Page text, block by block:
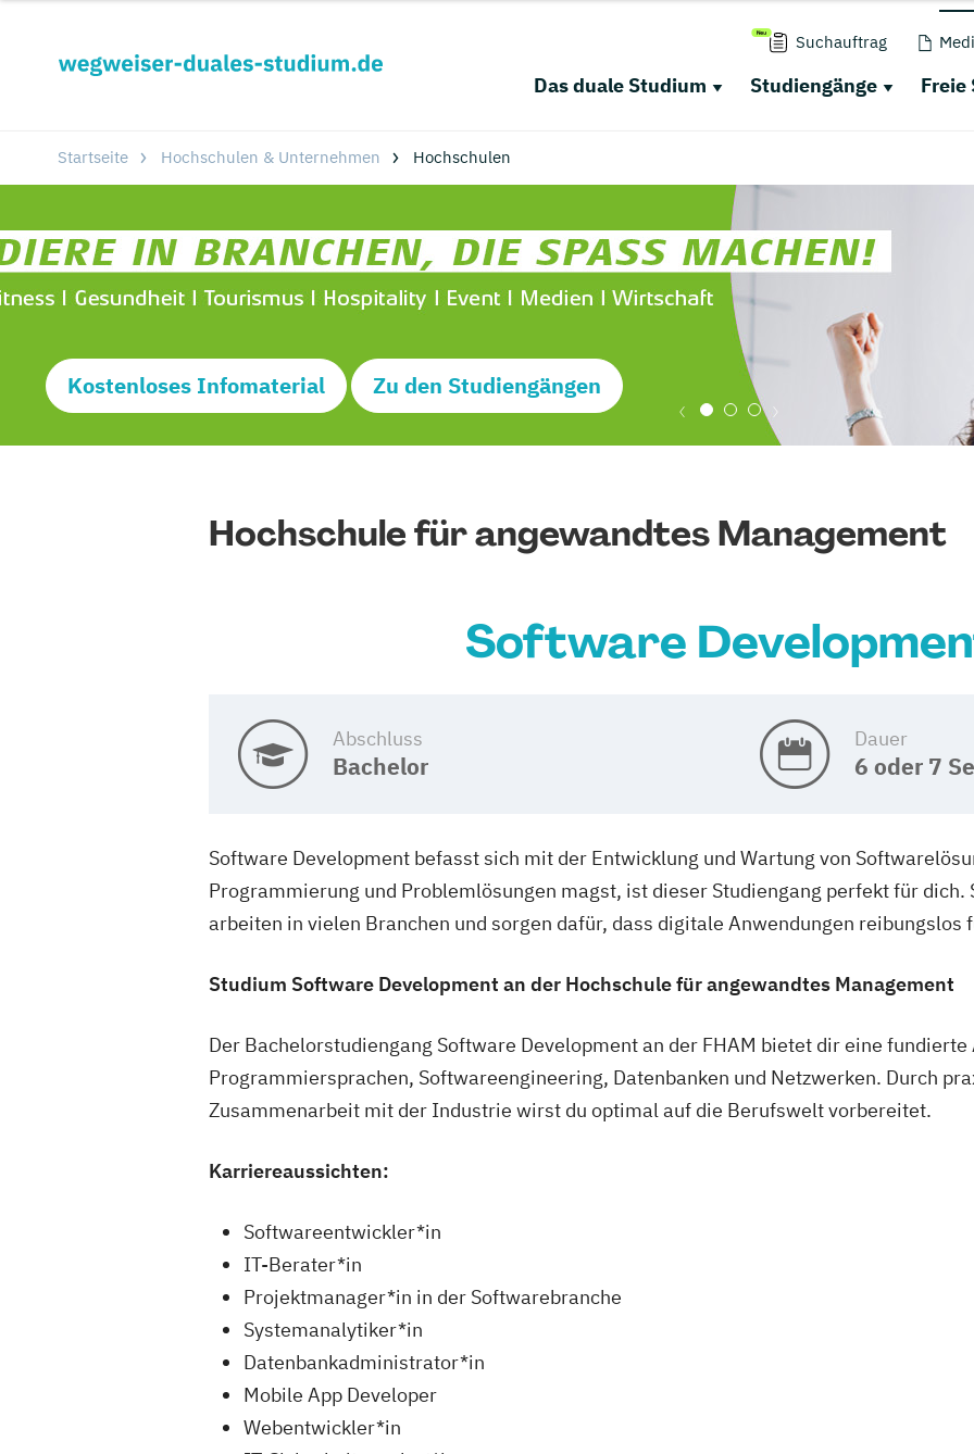
Suchauftrag
Das duale Studium Studiengänge Freie
Startseite Hochschulen & Unternehmen Hochschulen
Kostenloses Infomaterial Zu den Studiengängen
Hochschule für angewandtes Management
Software
Abschluss
Bachelor
Dauer
6 oder 7
Software Development befasst sich mit der Entwicklung und Wartung von
Programmierung und Problemlösungen magst, ist dieser Studiengang perfekt für
arbeiten in vielen Branchen und sorgen dafür, dass digitale Anwendungen reibungslos
Studium Software Development an der Hochschule für angewandtes Management
Der Bachelorstudiengang Software Development an der FHAM bietet dir eine fundierte
Programmiersprachen, Softwareengineering, Datenbanken und Netzwerken. Durch
Zusammenarbeit mit der Industrie wirst du optimal auf die Berufswelt vorbereitet.
Karriereaussichten:
Softwareentwickler*in
IT-Berater*in
Projektmanager*in in der Softwarebranche
Systemanalytiker*in
Datenbankadministrator*in
Mobile App Developer
Webentwickler*in